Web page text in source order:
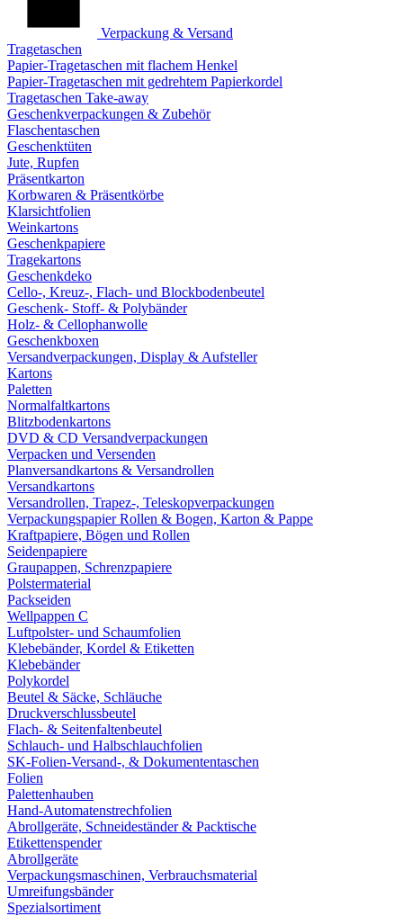
Verpackung & Versand
Tragetaschen
Papier-Tragetaschen mit flachem Henkel
Papier-Tragetaschen mit gedrehtem Papierkordel
Tragetaschen Take-away
Geschenkverpackungen & Zubehör
Flaschentaschen
Geschenktüten
Jute, Rupfen
Präsentkarton
Korbwaren & Präsentkörbe
Klarsichtfolien
Weinkartons
Geschenkpapiere
Tragekartons
Geschenkdeko
Cello-, Kreuz-, Flach- und Blockbodenbeutel
Geschenk- Stoff- & Polybänder
Holz- & Cellophanwolle
Geschenkboxen
Versandverpackungen, Display & Aufsteller
Kartons
Paletten
Normalfaltkartons
Blitzbodenkartons
DVD & CD Versandverpackungen
Verpacken und Versenden
Planversandkartons & Versandrollen
Versandkartons
Versandrollen, Trapez-, Teleskopverpackungen
Verpackungspapier Rollen & Bogen, Karton & Pappe
Kraftpapiere, Bögen und Rollen
Seidenpapiere
Graupappen, Schrenzpapiere
Polstermaterial
Packseiden
Wellpappen C
Luftpolster- und Schaumfolien
Klebebänder, Kordel & Etiketten
Klebebänder
Polykordel
Beutel & Säcke, Schläuche
Druckverschlussbeutel
Flach- & Seitenfaltenbeutel
Schlauch- und Halbschlauchfolien
SK-Folien-Versand-, & Dokumententaschen
Folien
Palettenhauben
Hand-Automatenstrechfolien
Abrollgeräte, Schneideständer & Packtische
Etikettenspender
Abrollgeräte
Verpackungsmaschinen, Verbrauchsmaterial
Umreifungsbänder
Spezialsortiment